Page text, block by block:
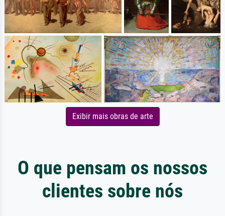
Exibir mais obras de arte
O que pensam os nossos
clientes sobre nós